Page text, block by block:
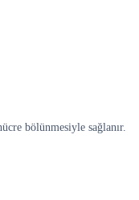
bölünmesiyle sağlanır.